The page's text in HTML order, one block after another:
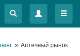
Меню
Меню
» Аптечный рынок